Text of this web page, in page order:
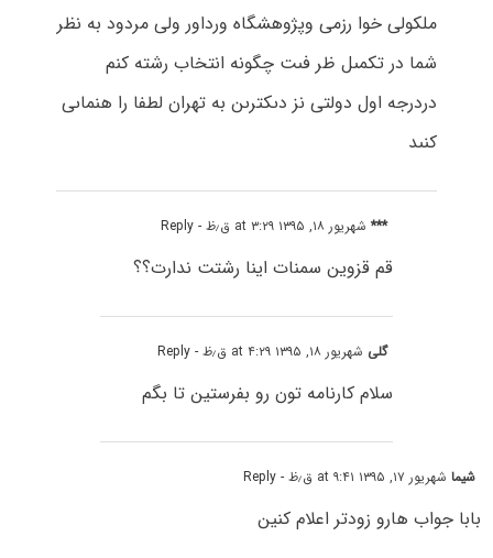
ملکولى خوا رزمى وپژوهشگاه ورداور ولى مردود به نظر
شما در تکمىل ظر فىت چگونه انتخاب رشته کنم
دردرجه اول دولتى نز دىکترىن به تهران لطفا را هنماىى
کنىد
***شهریور ۱۸, ۱۳۹۵ at ۳:۲۹ ق٫ظ - Reply
قم قزوین سمنات اینا رشتت ندارت؟؟
گلی شهریور ۱۸, ۱۳۹۵ at ۴:۲۹ ق٫ظ - Reply
سلام کارنامه تون رو بفرستین تا بگم
شیماشهریور ۱۷, ۱۳۹۵ at ۹:۴۱ ق٫ظ - Reply
بابا جواب هارو زودتر اعلام کنین